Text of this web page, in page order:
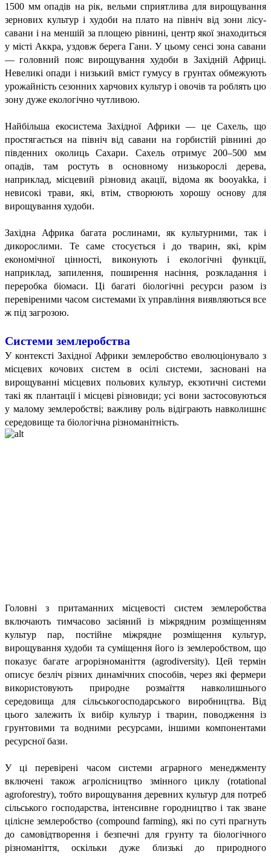
1500 мм опадів на рік, вельми сприятлива для вирощування
зернових культур і худоби на плато на північ від зони лісу-
савани і на меншій за площею рівнині, центр якої знаходиться
у місті Аккра, уздовж берега Гани. У цьому сенсі зона савани
— головний пояс вирощування худоби в Західній Африці.
Невеликі опади і низький вміст гумусу в грунтах обмежують
урожайність сезонних харчових культур і овочів та роблять цю
зону дуже екологічно чутливою.
Найбільша екосистема Західної Африки — це Сахель, що
простягається на північ від савани на горбистій рівнині до
південних околиць Сахари. Сахель отримує 200–500 мм
опадів, там ростуть в основному низькорослі дерева,
наприклад, місцевий різновид акації, відома як booyakka, і
невисокі трави, які, втім, створюють хорошу основу для
вирощування худоби.
Західна Африка багата рослинами, як культурними, так і
дикорослими. Те саме стосується і до тварин, які, крім
економічної цінності, виконують і екологічні функції,
наприклад, запилення, поширення насіння, розкладання і
переробка біомаси. Ці багаті біологічні ресурси разом із
перевіреними часом системами їх управління виявляються все
ж під загрозою.
Системи землеробства
У контексті Західної Африки землеробство еволюціонувало з
місцевих кочових систем в осілі системи, засновані на
вирощуванні місцевих польових культур, екзотичні системи
такі як плантації і місцеві різновиди; усі вони застосовуються
у малому землеробстві; важливу роль відіграють навколишнє
середовище та біологічна різноманітність.
Головні з притаманних місцевості систем землеробства
включають тимчасово засіяний із міжрядним розміщенням
культур пар, постійне міжрядне розміщення культур,
вирощування худоби та суміщення його із землеробством, що
показує багате агрорізноманіття (agrodiversity). Цей термін
описує безліч різних динамічних способів, через які фермери
використовують природне розмаїття навколишнього
середовища для сільськогосподарського виробництва. Від
цього залежить їх вибір культур і тварин, поводження із
грунтовими та водними ресурсами, іншими компонентами
ресурсної бази.
У ці перевірені часом системи аграрного менеджменту
включені також агролісництво змінного циклу (rotational
agroforestry), тобто вирощування деревних культур для потреб
сільського господарства, інтенсивне городництво і так зване
цілісне землеробство (compound farming), які по суті прагнуть
до самовідтворення і безпечні для грунту та біологічного
різноманіття, оскільки дуже близькі до природного